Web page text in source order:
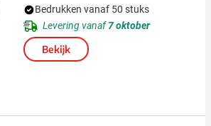
Bedrukken vanaf 50 stuks
Levering vanaf7 oktober
Bekijk